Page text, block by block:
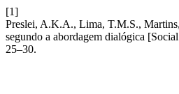
[1]
Preslei, A.K.A., Lima, T.M.S., Martins,
segundo a abordagem dialógica
25–30.